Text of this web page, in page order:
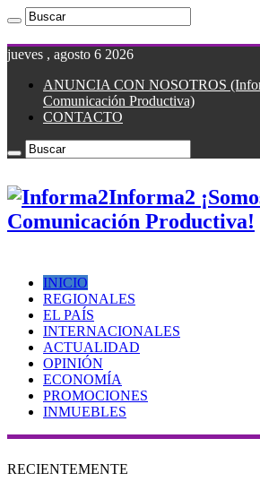
jueves , agosto 6 2026
ANUNCIA CON NOSOTROS
Comunicación Productiva)
CONTACTO
Informa2
Comunicación Productiva!
INICIO
REGIONALES
EL PAÍS
INTERNACIONALES
ACTUALIDAD
OPINIÓN
ECONOMÍA
PROMOCIONES
INMUEBLES
RECIENTEMENTE